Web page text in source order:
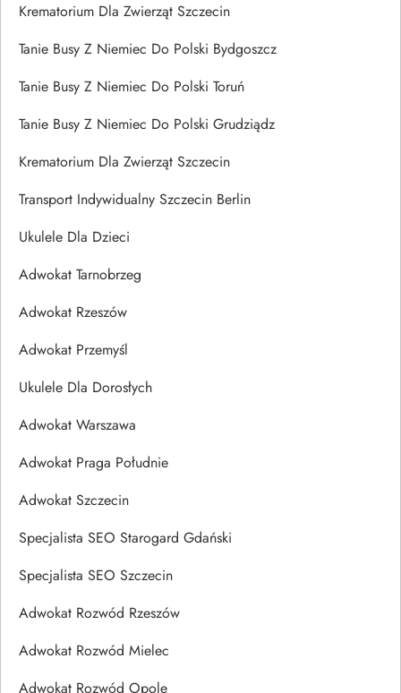
Krematorium Dla Zwierząt Szczecin
Tanie Busy Z Niemiec Do Polski Bydgoszcz
Tanie Busy Z Niemiec Do Polski Toruń
Tanie Busy Z Niemiec Do Polski Grudziądz
Krematorium Dla Zwierząt Szczecin
Transport Indywidualny Szczecin Berlin
Ukulele Dla Dzieci
Adwokat Tarnobrzeg
Adwokat Rzeszów
Adwokat Przemyśl
Ukulele Dla Dorosłych
Adwokat Warszawa
Adwokat Praga Południe
Adwokat Szczecin
Specjalista SEO Starogard Gdański
Specjalista SEO Szczecin
Adwokat Rozwód Rzeszów
Adwokat Rozwód Mielec
Adwokat Rozwód Opole